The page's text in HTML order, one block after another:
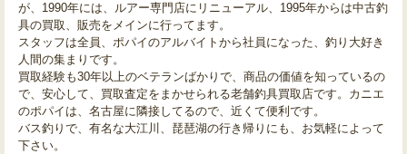
が、1990年には、ルアー専門店にリニューアル、1995年からは中古釣
具の買取、販売をメインに行ってます。
スタッフは全員、ポパイのアルバイトから社員になった、釣り大好き
人間の集まりです。
買取経験も30年以上のベテランばかりで、商品の価値を知っているの
で、安心して、買取査定をまかせられる老舗釣具買取店です。カニエ
のポパイは、名古屋に隣接してるので、近くて便利です。
バス釣りで、有名な大江川、琵琶湖の行き帰りにも、お気軽によって
下さい。